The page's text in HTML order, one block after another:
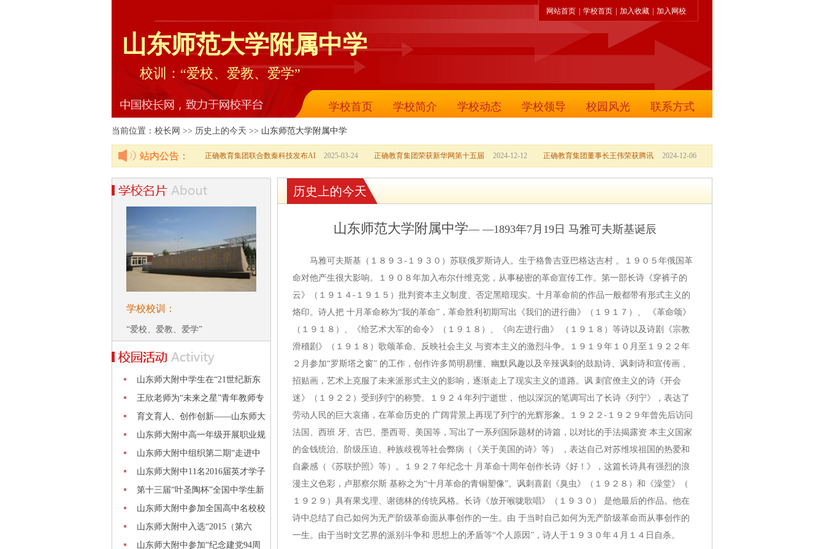
网站首页 学校首页 加入收藏 加入网校
山东师范大学附属中学
校训：“爱校、爱教、爱学”
学校首页 学校简介 学校动态 学校领导 校园风光 联系方式
当前位置：校长网 >> 历史上的今天 >> 山东师范大学附属中学
站内公告： 2025-03-24
正确教育集团联合数秦科技发布AI 2024-12-12
正确教育集团荣获新华网第十五届 2024-12-06
正确教育集团董事长王伟荣获腾讯
学校校训：
“爱校、爱教、爱学”
山东师大附中学生在“21世纪新东
方杯
王欣老师为“未来之星”青年教师专
业
育文育人、创作创新——山东师大
附中
山东师大附中高一年级开展职业规
划专
山东师大附中组织第二期“走进中
科院
山东师大附中11名2016届英才学子
赴山
第十三届“叶圣陶杯”全国中学生新
作
山东师大附中参加全国高中名校校
长会
山东师大附中入选“2015（第六
届）中
山东师大附中参加“纪念建党94周
历史上的今天
山东师范大学附属中学— —1893年7月19日 马雅可夫斯基诞辰
马雅可夫斯基（１８９３-１９３０）苏联俄罗斯诗人。生于格鲁吉亚巴格达吉村 。１９０５年俄国革
命对他产生很大影响。１９０８年加入布尔什维克党，从事秘密的革命宣传工作。第一部长诗《穿裤子的
云》（１９１４-１９１５）批判资本主义制度、否定黑暗现实。十月革命前的作品一般都带有形式主义的
烙印。诗人把 十月革命称为“我的革命”，革命胜利初期写出《我们的进行曲》（１９１７）、 《革命颂》
（１９１８）、《给艺术大军的命令》（１９１８）、《向左进行曲》 （１９１８）等诗以及诗剧《宗教
滑稽剧》（１９１８）歌颂革命、反映社会主义 与资本主义的激烈斗争。１９１９年１０月至１９２２年
２月参加“罗斯塔之窗” 的工作，创作许多简明易懂、幽默风趣以及辛辣讽刺的鼓励诗、讽刺诗和宣传画 、
招贴画，艺术上克服了未来派形式主义的影响，逐渐走上了现实主义的道路。讽 刺官僚主义的诗《开会
迷》（１９２２）受到列宁的称赞。１９２４年列宁逝世， 他以深沉的笔调写出了长诗《列宁》，表达了
劳动人民的巨大哀痛，在革命历史的 广阔背景上再现了列宁的光辉形象。１９２２-１９２９年曾先后访问
法国、西班 牙、古巴、墨西哥、美国等，写出了一系列国际题材的诗篇，以对比的手法揭露资 本主义国家
的金钱统治、阶级压迫、种族歧视等社会弊病（《关于美国的诗》等） ，表达自己对苏维埃祖国的热爱和
自豪感（《苏联护照》等）。１９２７年纪念十 月革命十周年创作长诗《好！》，这篇长诗具有强烈的浪
漫主义色彩，卢那察尔斯 基称之为“十月革命的青铜塑像”。讽刺喜剧《臭虫》（１９２８）和《澡堂》（
１９２９）具有果戈理、谢德林的传统风格。长诗《放开喉咙歌唱》（１９３０） 是他最后的作品。他在
诗中总结了自己如何为无产阶级革命面从事创作的一生。由 于当时自己如何为无产阶级革命而从事创作的
一生。由于当时文艺界的派别斗争和 思想上的矛盾等“个人原因”，诗人于１９３０年４月１４日自杀。